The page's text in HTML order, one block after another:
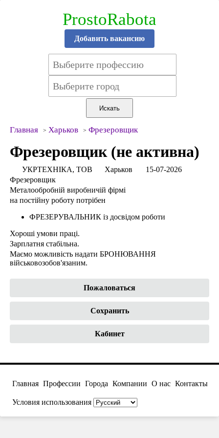
ProstoRabota
Добавить вакансию
Главная Харьков Фрезеровщик
Фрезеровщик (не активна)
УКРТЕХНІКА, ТОВ Харьков
15-07-2026
Фрезеровщик
Металообробній виробничій фірмі
на постійну роботу потрібен
ФРЕЗЕРУВАЛЬНИК із досвідом роботи
Хороші умови праці.
Зарплатня стабільна.
Маємо можливість надати БРОНЮВАННЯ
військовозобов'язаним.
Пожаловаться
Сохранить
Кабинет
Главная Профессии Города Компании О нас Контакты
Условия использования